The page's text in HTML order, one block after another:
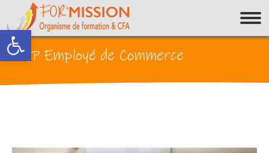
Ouvrir la barre d’outils
CQP Employé de Commerce